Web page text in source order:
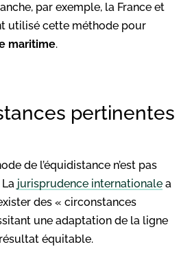
par exemple, la France et
utilisé cette méthode pour
maritime.
pertinentes
de l’équidistance n’est pas
jurisprudence internationale a
des « circonstances
une adaptation de la ligne
équitable.